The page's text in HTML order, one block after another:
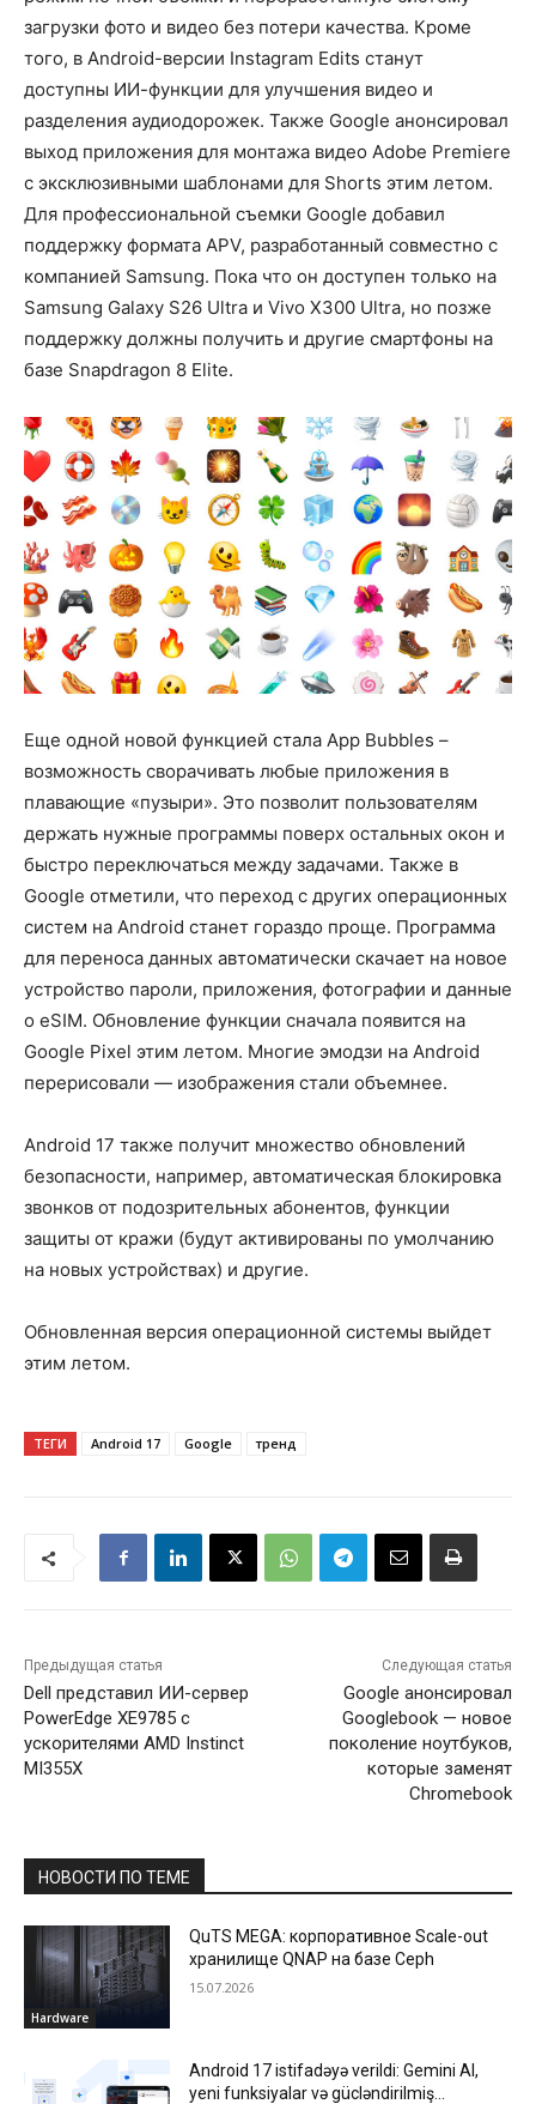
загрузки фото и видео без потери качества. Кроме
того, в Android-версии Instagram Edits станут
доступны ИИ-функции для улучшения видео и
разделения аудиодорожек. Также Google анонсировал
выход приложения для монтажа видео Adobe Premiere
с эксклюзивными шаблонами для Shorts этим летом.
Для профессиональной съемки Google добавил
поддержку формата APV, разработанный совместно с
компанией Samsung. Пока что он доступен только на
Samsung Galaxy S26 Ultra и Vivo X300 Ultra, но позже
поддержку должны получить и другие смартфоны на
базе Snapdragon 8 Elite.
Еще одной новой функцией стала App Bubbles –
возможность сворачивать любые приложения в
плавающие «пузыри». Это позволит пользователям
держать нужные программы поверх остальных окон и
быстро переключаться между задачами. Также в
Google отметили, что переход с других операционных
систем на Android станет гораздо проще. Программа
для переноса данных автоматически скачает на новое
устройство пароли, приложения, фотографии и данные
о eSIM. Обновление функции сначала появится на
Google Pixel этим летом. Многие эмодзи на Android
перерисовали — изображения стали объемнее.
Android 17 также получит множество обновлений
безопасности, например, автоматическая блокировка
звонков от подозрительных абонентов, функции
защиты от кражи (будут активированы по умолчанию
на новых устройствах) и другие.
Обновленная версия операционной системы выйдет
этим летом.
ТЕГИ Android 17 Google тренд
Предыдущая статья
Dell представил ИИ-сервер
PowerEdge XE9785 с
ускорителями AMD Instinct
MI355X
Следующая статья
Google анонсировал
Googlebook — новое
поколение ноутбуков,
которые заменят
Chromebook
НОВОСТИ ПО ТЕМЕ
Hardware
QuTS MEGA: корпоративное Scale-out
хранилище QNAP на базе Ceph
15.07.2026
Android 17 istifadəyə verildi: Gemini AI,
yeni funksiyalar və gücləndirilmiş